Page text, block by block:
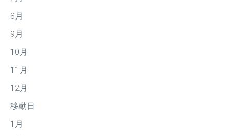
8月
9月
10月
11月
12月
移動日
1月